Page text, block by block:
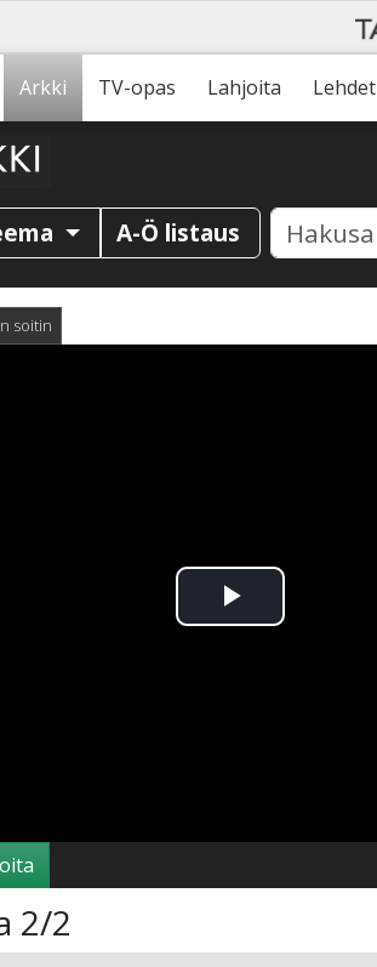
Arkki TV-opas Lahjoita Lehdet
A-Ö listaus
soitin
Toista
2/2